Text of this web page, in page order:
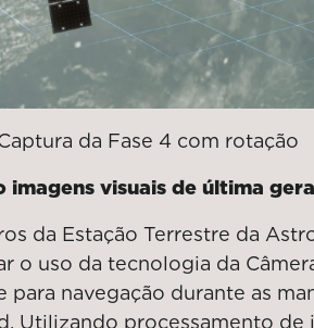
da Fase 4 com rotação
imagens visuais de última
da Estação Terrestre da
o uso da tecnologia da
para navegação durante as
Utilizando processamento de